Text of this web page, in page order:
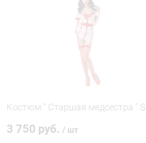
Костюм " Старшая медсестра "
3 750 руб. / шт